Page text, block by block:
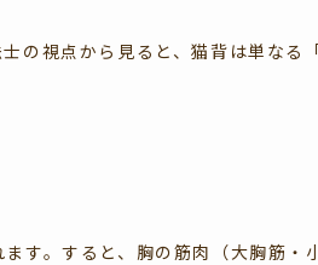
の視点から見ると、猫背は単なる
す。すると、胸の筋肉（大胸筋・